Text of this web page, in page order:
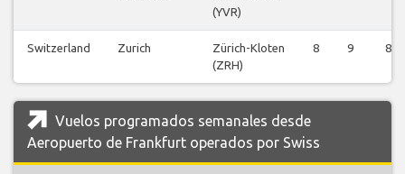
(YVR)
Switzerland Zurich
Zürich-Kloten
(ZRH)
8 9 8
Vuelos programados semanales desde
Aeropuerto de Frankfurt operados por Swiss